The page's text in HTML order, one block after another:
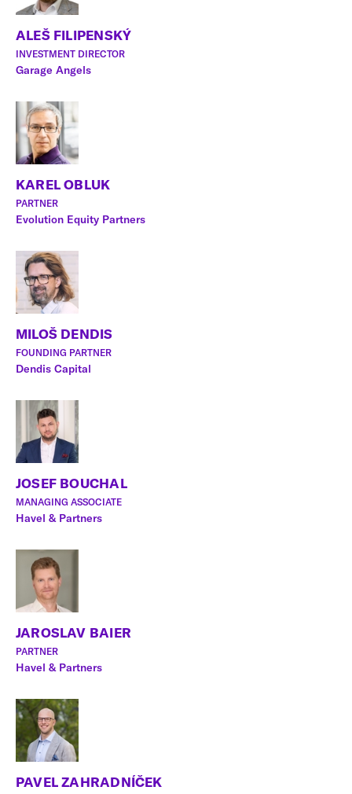
ALEŠ FILIPENSKÝ
INVESTMENT DIRECTOR
Garage Angels
KAREL OBLUK
PARTNER
Evolution Equity Partners
MILOŠ DENDIS
FOUNDING PARTNER
Dendis Capital
JOSEF BOUCHAL
MANAGING ASSOCIATE
Havel & Partners
JAROSLAV BAIER
PARTNER
Havel & Partners
PAVEL ZAHRADNÍČEK